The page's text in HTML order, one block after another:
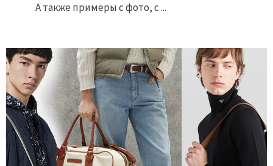
А также примеры с фото, с ...